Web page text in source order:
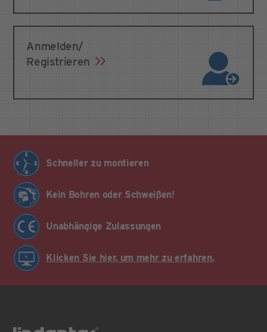
Anmelden/
Registrieren
Schneller zu montieren
Kein Bohren oder Schweißen!
Unabhängige Zulassungen
Klicken Sie hier, um mehr zu erfahren.